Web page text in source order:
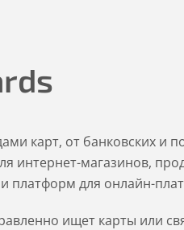
карт, от банковских и
интернет-магазинов,
платформ для онлайн-
ищет карты или